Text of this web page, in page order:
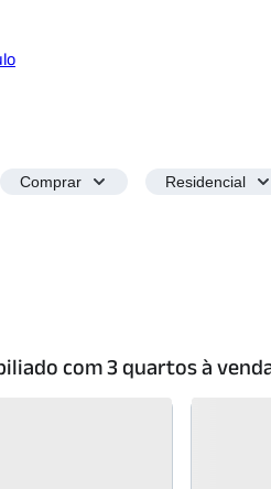
Comprar Residencial
com 3 quartos à